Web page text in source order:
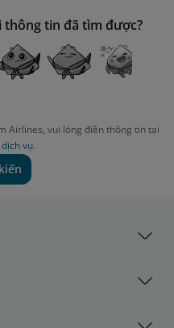
thông tin đã tìm được?
Airlines, vui lòng điền thông tin tại
vụ.